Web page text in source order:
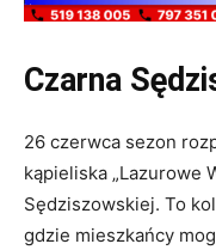
Czarna
26 czerwca sezon
kąpieliska „Lazurowe
Sędziszowskiej. To
gdzie mieszkańcy